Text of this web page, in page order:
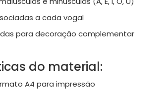
a cada vogal
para decoração complementar
do material:
A4 para impressão